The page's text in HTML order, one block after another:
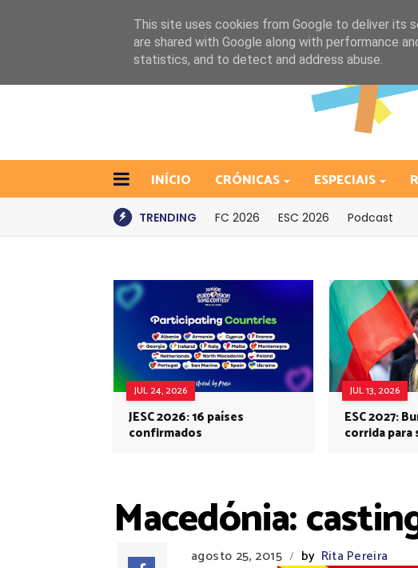
INÍCIO CRÓNICAS ESPECIAIS
TRENDING FC 2026 ESC 2026 Podcast
JUL 24, 2026
JESC 2026: 16 países
confirmados
JUL 13, 2026
ESC 2027:
corrida para
Macedónia:
agosto 25, 2015 / by Rita Pereira
This site uses cookies from Google to deliver its
are shared with Google along with performance
statistics, and to detect and address abuse.